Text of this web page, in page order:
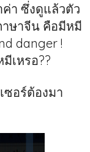
ค่า ซึ่งดูแล้วตัว
าษาจีน คือมีหมี
danger !
เหรอ??
ซอร์ต้องมา